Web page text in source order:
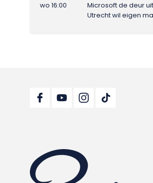
wo 16:00
Microsoft de deur
Utrecht wil eigen